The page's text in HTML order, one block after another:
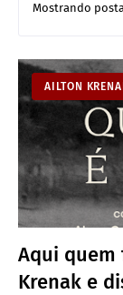
Mostrando
AILTON
Aqui quem
Krenak e